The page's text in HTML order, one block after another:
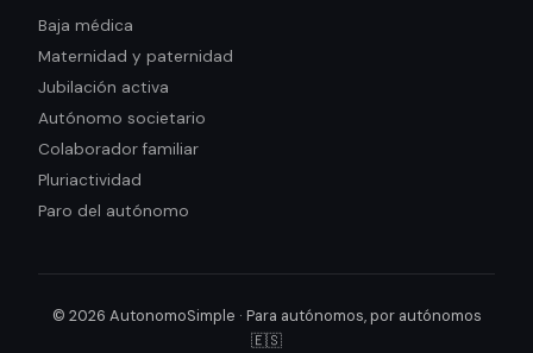
Baja médica
Maternidad y paternidad
Jubilación activa
Autónomo societario
Colaborador familiar
Pluriactividad
Paro del autónomo
© 2026 AutonomoSimple · Para autónomos, por autónomos
🇪🇸